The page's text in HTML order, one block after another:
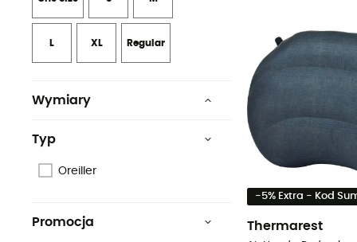
L XL Regular
Wymiary
Large : 46 x 32 x 10 cm
36 x 10 cm / L : 58 x 36 x 10
Typ
Oreiller
Promocja
-5% Extra - Kod
Thermarest